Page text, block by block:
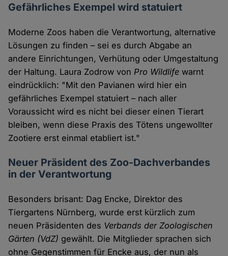
Gefährliches Exempel wird statuiert
Moderne Zoos haben die Verantwortung, alternative
Lösungen zu finden – sei es durch Abgabe an
andere Einrichtungen, Verhütung oder Umgestaltung
der Haltung. Laura Zodrow vonPro Wildlife warnt
eindrücklich: "Mit den Pavianen wird hier ein
gefährliches Exempel statuiert – nach aller
Voraussicht wird es nicht bei dieser einen Tierart
bleiben, wenn diese Praxis des Tötens ungewollter
Zootiere erst einmal etabliert ist."
Neuer Präsident des Zoo-Dachverbandes
in der Verantwortung
Besonders brisant: Dag Encke, Direktor des
Tiergartens Nürnberg, wurde erst kürzlich zum
neuen Präsidenten des Verbands der Zoologischen
Gärten (VdZ) gewählt. Die Mitglieder sprachen sich
ohne Gegenstimmen für Encke aus, der nun als